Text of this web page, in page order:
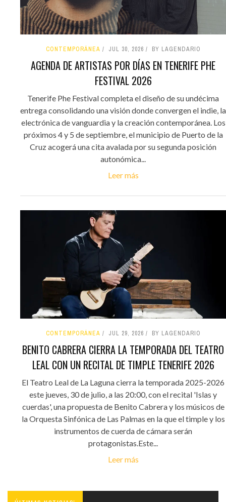
CONTEMPORÁNEA JUL 30, 2026 BY LAGENDARIO
AGENDA DE ARTISTAS POR DÍAS EN TENERIFE PHE
FESTIVAL 2026
Tenerife Phe Festival completa el diseño de su undécima
entrega consolidando una visión donde convergen el indie, la
electrónica de vanguardia y la creación contemporánea. Los
próximos 4 y 5 de septiembre, el municipio de Puerto de la
Cruz acogerá una cita avalada por su segunda posición
autonómica...
Leer más
CONTEMPORÁNEA JUL 29, 2026 BY LAGENDARIO
BENITO CABRERA CIERRA LA TEMPORADA DEL TEATRO
LEAL CON UN RECITAL DE TIMPLE TENERIFE 2026
El Teatro Leal de La Laguna cierra la temporada 2025-2026
este jueves, 30 de julio, a las 20:00, con el recital 'Islas y
cuerdas', una propuesta de Benito Cabrera y los músicos de
la Orquesta Sinfónica de Las Palmas en la que el timple y los
instrumentos de cuerda de cámara serán
protagonistas.Este...
Leer más